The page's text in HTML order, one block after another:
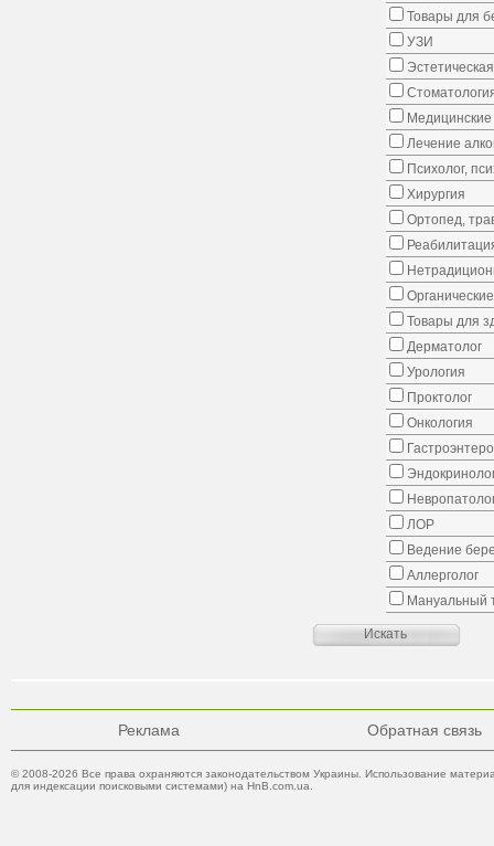
Товары для
УЗИ
Медицинские
Лечение
Психолог,
Хирургия
Ортопед,
Товары для
Дерматолог
Урология
Проктолог
Онкология
ЛОР
Ведение
Аллерголог
Мануальный
Реклама Обратная связь
© 2008-2026 Все права охраняются законодательством Украины. Использование
для индексации поисковыми системами) на HnB.com.ua.